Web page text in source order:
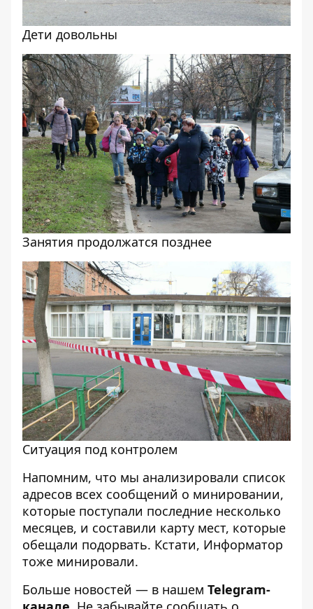
Дети довольны
Занятия продолжатся позднее
Ситуация под контролем
Напомним, что мы анализировали список
адресов всех сообщений о минировании,
которые поступали последние несколько
месяцев, и составили карту мест, которые
обещали подорвать. Кстати, Информатор
тоже минировали.
Больше новостей — в нашем Telegram-